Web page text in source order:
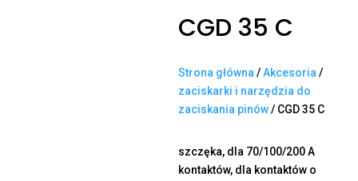
CGD 35 C
Strona główna /Akcesoria /
zaciskarki i narzędzia do
zaciskania pinów/ CGD 35 C
szczęka, dla 70/100/200 A
kontaktów, dla kontaktów o